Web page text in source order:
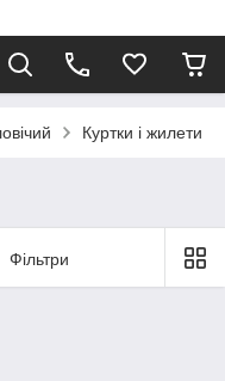
Куртки і жилети
Фільтри